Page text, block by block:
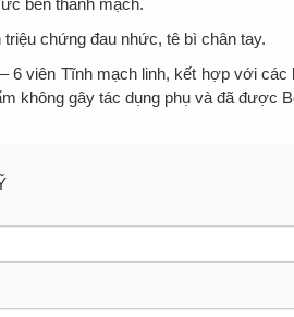
bền thành mạch.
triệu chứng đau nhức, tê bì chân tay.
6 viên Tĩnh mạch linh, kết hợp với
không gây tác dụng phụ và đã được